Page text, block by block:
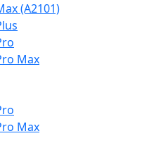
(A2101)
Max
Max